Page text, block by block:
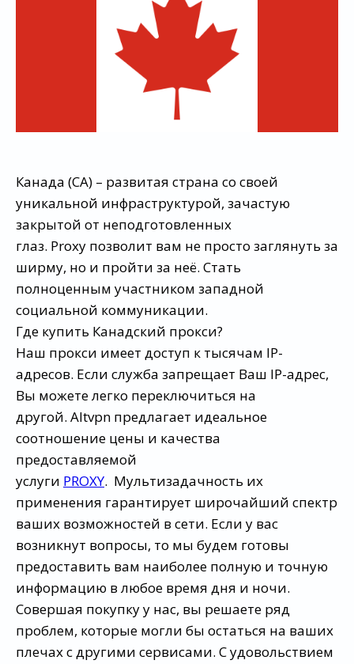
Канада (CA) – развитая страна со своей
уникальной инфраструктурой, зачастую
закрытой от неподготовленных
глаз. Proxy позволит вам не просто заглянуть за
ширму, но и пройти за неё. Стать
полноценным участником западной
социальной коммуникации.
Где купить Канадский прокси?
Наш прокси имеет доступ к тысячам IP-
адресов. Если служба запрещает Ваш IP-адрес,
Вы можете легко переключиться на
другой. Altvpn предлагает идеальное
соотношение цены и качества
предоставляемой
услуги PROXY. Мультизадачность их
применения гарантирует широчайший спектр
ваших возможностей в сети. Если у вас
возникнут вопросы, то мы будем готовы
предоставить вам наиболее полную и точную
информацию в любое время дня и ночи.
Совершая покупку у нас, вы решаете ряд
проблем, которые могли бы остаться на ваших
плечах с другими сервисами. С удовольствием